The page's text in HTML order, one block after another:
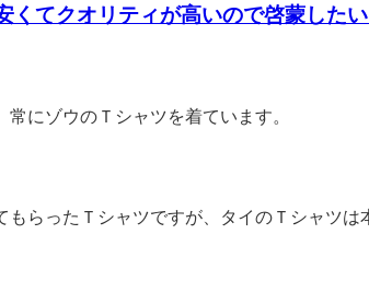
くてクオリティが高いので啓蒙したい
にゾウのＴシャツを着ています。
らったＴシャツですが、タイのＴシャツは